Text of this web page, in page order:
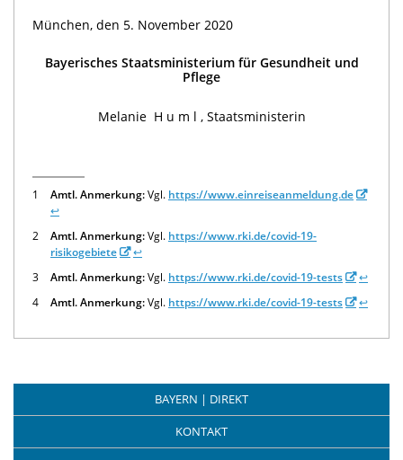
München, den 5. November 2020
Bayerisches Staatsministerium für Gesundheit und
Pflege
MelanieHuml , Staatsministerin
1 Amtl. Anmerkung:Vgl. https://www.einreiseanmeldung.de
↩
2
Amtl. Anmerkung:Vgl. https://www.rki.de/covid-19-
risikogebiete
↩
3
Amtl. Anmerkung:Vgl. https://www.rki.de/covid-19-tests
↩
4
Amtl. Anmerkung:Vgl. https://www.rki.de/covid-19-tests ↩
BAYERN | DIREKT
KONTAKT